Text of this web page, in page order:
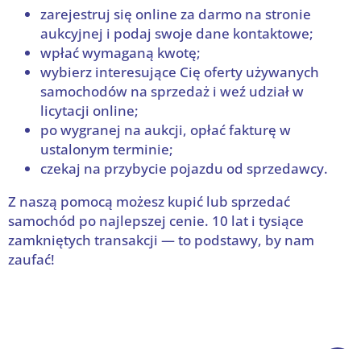
zarejestruj się online za darmo na stronie
aukcyjnej i podaj swoje dane kontaktowe;
wpłać wymaganą kwotę;
wybierz interesujące Cię oferty używanych
samochodów na sprzedaż i weź udział w
licytacji online;
po wygranej na aukcji, opłać fakturę w
ustalonym terminie;
czekaj na przybycie pojazdu od sprzedawcy.
Z naszą pomocą możesz kupić lub sprzedać
samochód po najlepszej cenie. 10 lat i tysiące
zamkniętych transakcji — to podstawy, by nam
zaufać!